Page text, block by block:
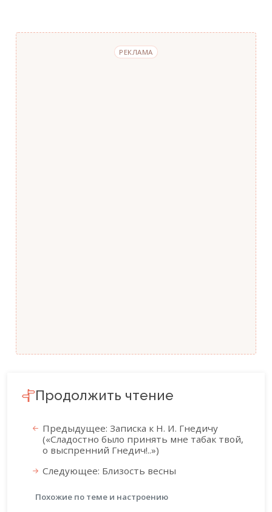
РЕКЛАМА
Продолжить чтение
Предыдущее: Записка к Н. И. Гнедичу
(«Сладостно было принять мне табак твой,
о выспренний Гнедич!..»)
Следующее: Близость весны
Похожие по теме и настроению